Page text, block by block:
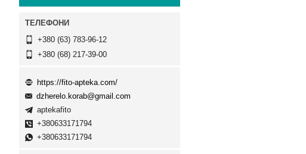
+380 (63) 783-96-12
+380 (68) 217-39-00
https://fito-apteka.com/
dzherelo.korab@gmail.com
aptekafito
+380633171794
+380633171794